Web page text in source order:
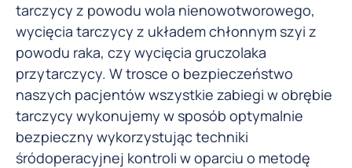
tarczycy z powodu wola nienowotworowego,
wycięcia tarczycy z układem chłonnym szyi z
powodu raka, czy wycięcia gruczolaka
przytarczycy. W trosce o bezpieczeństwo
naszych pacjentów wszystkie zabiegi w obrębie
tarczycy wykonujemy w sposób optymalnie
bezpieczny wykorzystując techniki
śródoperacyjnej kontroli w oparciu o metodę